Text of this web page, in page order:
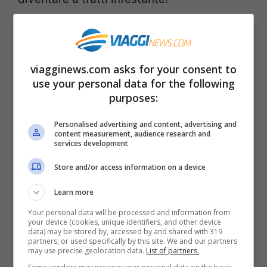
Come riconoscerle?
Per riconoscerle dovete tenere conto che
le foglie sono piccole, di colore verde
tipico delle more èrosso brillante o nero
e da qualsiasi rovo provengano
sono generalmente commestibili.Se avete
dei dubbi però meglio fermarsi prima di
mangiarlee chiedere un confronto.
Dove raccoglierle e come
viagginews.com asks for your consent to
use your personal data for the following
purposes:
Personalised advertising and content, advertising and
content measurement, audience research and
services development
Store and/or access information on a device
Learn more
Your personal data will be processed and information from
your device (cookies, unique identifiers, and other device
data) may be stored by, accessed by and shared with 319
partners, or used specifically by this site. We and our partners
may use precise geolocation data. List of partners.